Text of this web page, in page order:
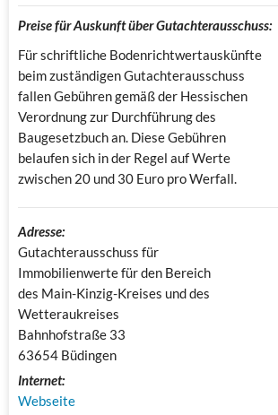
Preise für Auskunft über Gutachterausschuss:
Für schriftliche Bodenrichtwertauskünfte
beim zuständigen Gutachterausschuss
fallen Gebühren gemäß der Hessischen
Verordnung zur Durchführung des
Baugesetzbuch an. Diese Gebühren
belaufen sich in der Regel auf Werte
zwischen 20 und 30 Euro pro Werfall.
Adresse:
Gutachterausschuss für
Immobilienwerte für den Bereich
des Main-Kinzig-Kreises und des
Wetteraukreises
Bahnhofstraße 33
63654 Büdingen
Internet:
Webseite